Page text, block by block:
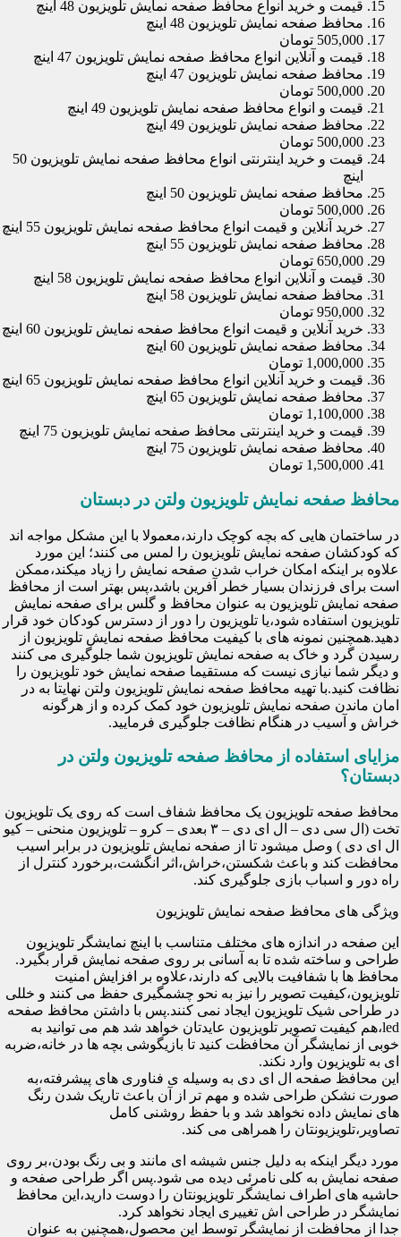
قیمت و خرید انواع محافظ صفحه نمایش تلویزیون 48 اینچ
محافظ صفحه نمایش تلویزیون 48 اینچ
505,000 تومان
قیمت و آنلاین انواع محافظ صفحه نمایش تلویزیون 47 اینچ
محافظ صفحه نمایش تلویزیون 47 اینچ
500,000 تومان
قیمت و انواع محافظ صفحه نمایش تلویزیون 49 اینچ
محافظ صفحه نمایش تلویزیون 49 اینچ
500,000 تومان
قیمت و خرید اینترنتی انواع محافظ صفحه نمایش تلویزیون 50
اینچ
محافظ صفحه نمایش تلویزیون 50 اینچ
500,000 تومان
خرید آنلاین و قیمت انواع محافظ صفحه نمایش تلویزیون 55 اینچ
محافظ صفحه نمایش تلویزیون 55 اینچ
650,000 تومان
قیمت و آنلاین انواع محافظ صفحه نمایش تلویزیون 58 اینچ
محافظ صفحه نمایش تلویزیون 58 اینچ
950,000 تومان
خرید آنلاین و قیمت انواع محافظ صفحه نمایش تلویزیون 60 اینچ
محافظ صفحه نمایش تلویزیون 60 اینچ
1,000,000 تومان
قیمت و خرید آنلاین انواع محافظ صفحه نمایش تلویزیون 65 اینچ
محافظ صفحه نمایش تلویزیون 65 اینچ
1,100,000 تومان
قیمت و خرید اینترنتی محافظ صفحه نمایش تلویزیون 75 اینچ
محافظ صفحه نمایش تلویزیون 75 اینچ
1,500,000 تومان
محافظ صفحه نمایش تلویزیون ولتن در دبستان
در ساختمان هایی که بچه کوچک دارند،معمولا با این مشکل مواجه اند
که کودکشان صفحه نمایش تلویزیون را لمس می کنند؛ این مورد
علاوه بر اینکه امکان خراب شدن صفحه نمایش را زیاد میکند،ممکن
است برای فرزندان بسیار خطر آفرین باشد،پس بهتر است از محافظ
صفحه نمایش تلویزیون به عنوان محافظ و گلس برای صفحه نمایش
تلویزیون استفاده شود،یا تلویزیون را دور از دسترس کودکان خود قرار
دهید.همچنین نمونه های با کیفیت محافظ صفحه نمایش تلویزیون از
رسیدن گرد و خاک به صفحه نمایش تلویزیون شما جلوگیری می کنند
و دیگر شما نیازی نیست که مستقیما صفحه نمایش خود تلویزیون را
نظافت کنید.با تهیه محافظ صفحه نمایش تلویزیون ولتن نهایتا به در
امان ماندن صفحه نمایش تلویزیون خود کمک کرده و از هرگونه
خراش و آسیب در هنگام نظافت جلوگیری فرمایید.
مزایای استفاده از محافظ صفحه تلویزیون ولتن در
دبستان؟
محافظ صفحه تلویزیون یک محافظ شفاف است که روی یک تلویزیون
تخت (ال سی دی – ال ای دی – ۳ بعدی – کرو – تلویزیون منحنی – کیو
ال ای دی ) وصل میشود تا از صفحه نمایش تلویزیون در برابر اسیب
محافظت کند و باعث شکستن،خراش،اثر انگشت،برخورد کنترل از
راه دور و اسباب بازی جلوگیری کند.
ویژگی های محافظ صفحه نمایش تلویزیون
این صفحه در اندازه های مختلف متناسب با اینچ نمایشگر تلویزیون
طراحی و ساخته شده تا به آسانی بر روی صفحه نمایش قرار بگیرد.
محافظ ها با شفافیت بالایی که دارند،علاوه بر افزایش امنیت
تلویزیون،کیفیت تصویر را نیز به نحو چشمگیری حفظ می کنند و خللی
در طراحی شیک تلویزیون ایجاد نمی کنند.پس با داشتن محافظ صفحه
led،هم کیفیت تصویر تلویزیون عایدتان خواهد شد هم می توانید به
خوبی از نمایشگر آن محافظت کنید تا بازیگوشی بچه ها در خانه،ضربه
ای به تلویزیون وارد نکند.
این محافظ صفحه ال ای دی به وسیله ی فناوری های پیشرفته،به
صورت نشکن طراحی شده و مهم تر از آن باعث تاریک شدن رنگ
های نمایش داده نخواهد شد و با حفظ روشنی کامل
تصاویر،تلویزیونتان را همراهی می کند.
مورد دیگر اینکه به دلیل جنس شیشه ای مانند و بی رنگ بودن،بر روی
صفحه نمایش به کلی نامرئی دیده می شود.پس اگر طراحی صفحه و
حاشیه های اطراف نمایشگر تلویزیونتان را دوست دارید،این محافظ
نمایشگر در طراحی اش تغییری ایجاد نخواهد کرد.
جدا از محافظت از نمایشگر توسط این محصول،همچنین به عنوان